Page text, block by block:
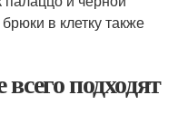
в клетку также
подходят